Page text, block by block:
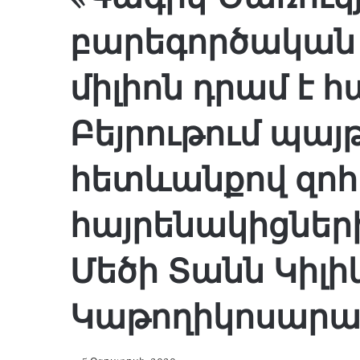
բարեգործական
միլիոն դրամ է
Բեյրութում
հետևանքով
Մեծի Տանն